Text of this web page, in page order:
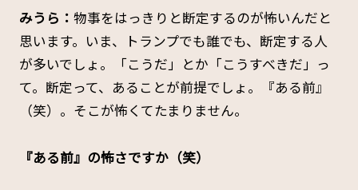
みうら： 物事をはっきりと断定するのが怖いんだと
思います。いま、トランプでも誰でも、断定する人
が多いでしょ。「こうだ」とか「こうすべきだ」っ
て。断定って、あることが前提でしょ。『ある前』
（笑）。そこが怖くてたまりません。
――『ある前』 の怖さですか（笑）